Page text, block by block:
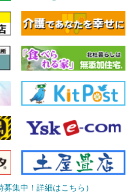
募集中！詳細はこちら）